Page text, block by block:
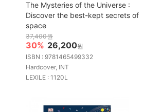
The Mysteries of the Universe :
Discover the best-kept secrets of
space
37,400원
30% 26,200원
ISBN : 9781465499332
Hardcover, INT
LEXILE : 1120L